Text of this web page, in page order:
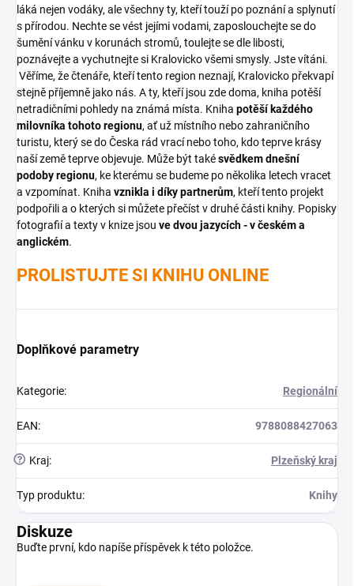
láká nejen vodáky, ale všechny ty, kteří touží po poznání a splynutí
s přírodou. Nechte se vést jejími vodami, zaposlouchejte se do
šumění vánku v korunách stromů, toulejte se dle libosti,
poznávejte a vychutnejte si Kralovicko všemi smysly. Jste vítáni.
Věříme, že čtenáře, kteří tento region neznají, Kralovicko překvapí
stejně příjemně jako nás. A ty, kteří jsou zde doma, kniha potěší
netradičními pohledy na známá místa. Kniha potěší každého
milovníka tohoto regionu, ať už místního nebo zahraničního
turistu, který se do Česka rád vrací nebo toho, kdo teprve krásy
naší země teprve objevuje. Může být takésvědkem dnešní
podoby regionu, ke kterému se budeme po několika letech vracet
a vzpomínat. Kniha vznikla i díky partnerům, kteří tento projekt
podpořili a o kterých si můžete přečíst v druhé části knihy. Popisky
fotografií a texty v knize jsou ve dvou jazycích - v českém a
anglickém.
PROLISTUJTE SI KNIHU ONLINE
Doplňkové parametry
Kategorie: Regionální
EAN: 9788088427063
? Kraj: Plzeňský kraj
Typ produktu: Knihy
Diskuze
Buďte první, kdo napíše příspěvek k této položce.